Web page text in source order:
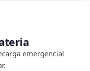
emergencial